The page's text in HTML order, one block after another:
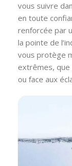
vous suivre
en toute
renforcée par
la pointe de
vous protège
extrêmes, que
ou face aux